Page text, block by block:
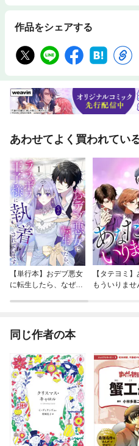
作品をシェアする
あわせてよく買われてい
【単行本】おデブ悪女
に転生したら、なぜか
【タテヨミ
もういりませ
同じ作者の本